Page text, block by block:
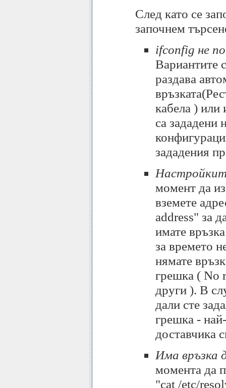
След като се
започнем
ifconfig не
Вариантите
раздава
кабела ) или
са зададени
зададения
момент да
вземете
address" за
имате
за времето
нямате
грешка ( No
други ). В
дали сте
грешка -
доставчика
Има връзка
момента да
"cat /etc/